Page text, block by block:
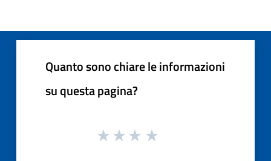
Quanto sono chiare le informazioni
su questa pagina?